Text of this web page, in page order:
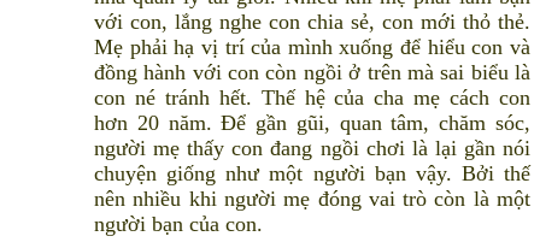
với con, lắng nghe con chia sẻ, con mới thỏ thẻ.
Mẹ phải hạ vị trí của mình xuống để hiểu con và
đồng hành với con còn ngồi ở trên mà sai biểu là
con né tránh hết. Thế hệ của cha mẹ cách con
hơn 20 năm. Để gần gũi, quan tâm, chăm sóc,
người mẹ thấy con đang ngồi chơi là lại gần nói
chuyện giống như một người bạn vậy. Bởi thế
nên nhiều khi người mẹ đóng vai trò còn là một
người bạn của con.